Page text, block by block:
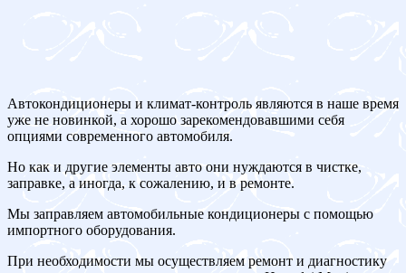
Автокондиционеры и климат-контроль являются в наше время
уже не новинкой, а хорошо зарекомендовавшими себя
опциями современного автомобиля.
Но как и другие элементы авто они нуждаются в чистке,
заправке, а иногда, к сожалению, и в ремонте.
Мы заправляем автомобильные кондиционеры с помощью
импортного оборудования.
При необходимости мы осуществляем ремонт и диагностику